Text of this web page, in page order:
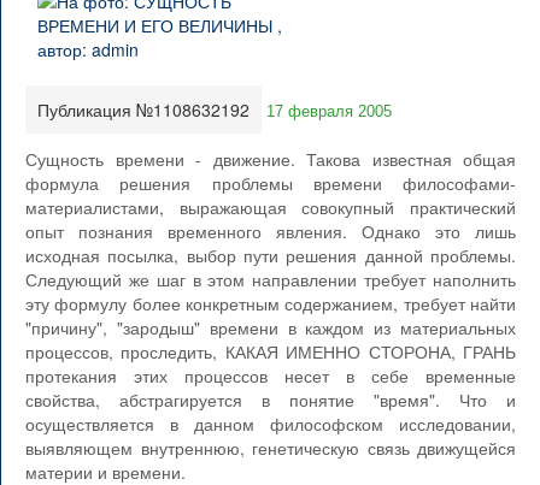
Публикация №1108632192 17 февраля 2005
Сущность времени - движение. Такова известная общая
формула решения проблемы времени философами-
материалистами, выражающая совокупный практический
опыт познания временного явления. Однако это лишь
исходная посылка, выбор пути решения данной проблемы.
Следующий же шаг в этом направлении требует наполнить
эту формулу более конкретным содержанием, требует найти
"причину", "зародыш" времени в каждом из материальных
процессов, проследить, КАКАЯ ИМЕННО СТОРОНА, ГРАНЬ
протекания этих процессов несет в себе временные
свойства, абстрагируется в понятие "время". Что и
осуществляется в данном философском исследовании,
выявляющем внутреннюю, генетическую связь движущейся
материи и времени.